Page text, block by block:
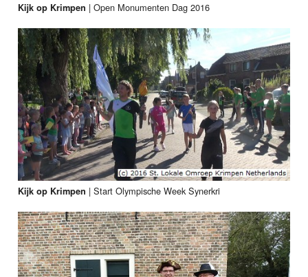
Kijk op Krimpen |Open Monumenten Dag 2016
Kijk op Krimpen |Start Olympische Week Synerkri